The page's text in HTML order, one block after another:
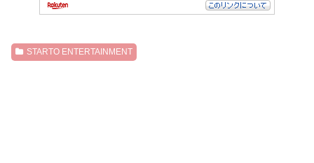
STARTO ENTERTAINMENT